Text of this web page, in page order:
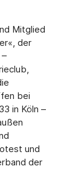
Mitglied
der
bei
in Köln –
und
der